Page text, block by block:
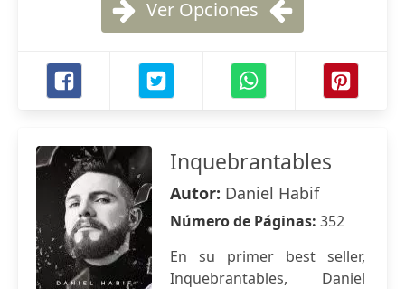
Ver Opciones
Inquebrantables
Autor: Daniel Habif
Número de Páginas: 352
En su primer best seller,
Inquebrantables, Daniel